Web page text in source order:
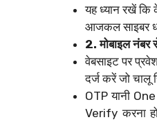
यह ध्यान रखें कि
आजकल साइबर
2. मोबाइल
वेबसाइट पर
दर्ज करें जो चालू
OTP यानी
Verify करना